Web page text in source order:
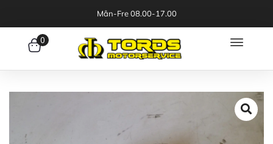
Mån-Fre 08.00-17.00
0